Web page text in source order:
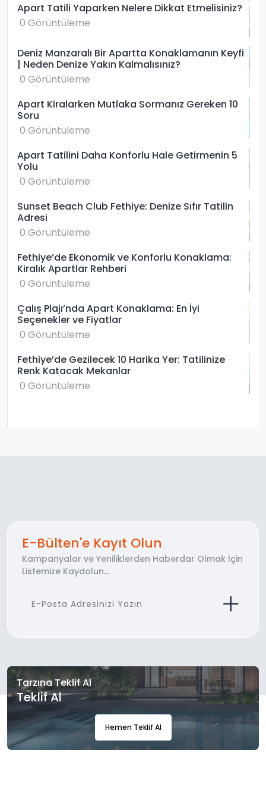
Apart Tatili Yaparken Nelere Dikkat Etmelisiniz?
0 Görüntüleme
Deniz Manzaralı Bir Apartta Konaklamanın Keyfi
| Neden Denize Yakın Kalmalısınız?
0 Görüntüleme
Apart Kiralarken Mutlaka Sormanız Gereken 10
Soru
0 Görüntüleme
Apart Tatilini Daha Konforlu Hale Getirmenin 5
Yolu
0 Görüntüleme
Sunset Beach Club Fethiye: Denize Sıfır Tatilin
Adresi
0 Görüntüleme
Fethiye’de Ekonomik ve Konforlu Konaklama:
Kiralık Apartlar Rehberi
0 Görüntüleme
Çalış Plajı’nda Apart Konaklama: En İyi
Seçenekler ve Fiyatlar
0 Görüntüleme
Fethiye’de Gezilecek 10 Harika Yer: Tatilinize
Renk Katacak Mekanlar
0 Görüntüleme
E-Bülten'e Kayıt Olun
Kampanyalar ve Yeniliklerden Haberdar Olmak İçin
Listemize Kaydolun...
Tarzına Teklif Al
Teklif Al
Hemen Teklif Al